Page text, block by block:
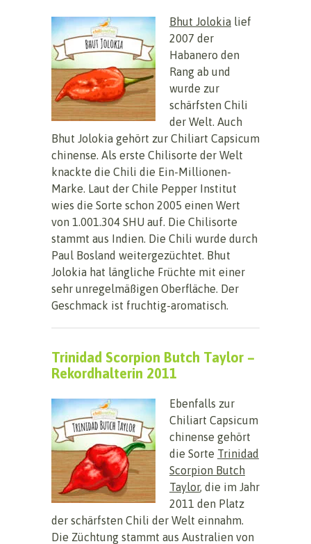
Bhut Jolokia lief
2007 der
Habanero den
Rang ab und
wurde zur
schärfsten Chili
der Welt. Auch
Bhut Jolokia gehört zur Chiliart Capsicum
chinense. Als erste Chilisorte der Welt
knackte die Chili die Ein-Millionen-
Marke. Laut der Chile Pepper Institut
wies die Sorte schon 2005 einen Wert
von 1.001.304 SHU auf. Die Chilisorte
stammt aus Indien. Die Chili wurde durch
Paul Bosland weitergezüchtet. Bhut
Jolokia hat längliche Früchte mit einer
sehr unregelmäßigen Oberfläche. Der
Geschmack ist fruchtig-aromatisch.
Trinidad Scorpion Butch Taylor –
Rekordhalterin 2011
Ebenfalls zur
Chiliart Capsicum
chinense gehört
die Sorte Trinidad
Scorpion Butch
Taylor, die im Jahr
2011 den Platz
der schärfsten Chili der Welt einnahm.
Die Züchtung stammt aus Australien von